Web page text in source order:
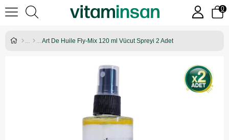
0
Art De Huile Fly-Mix 120 ml Vücut Spreyi 2 Adet